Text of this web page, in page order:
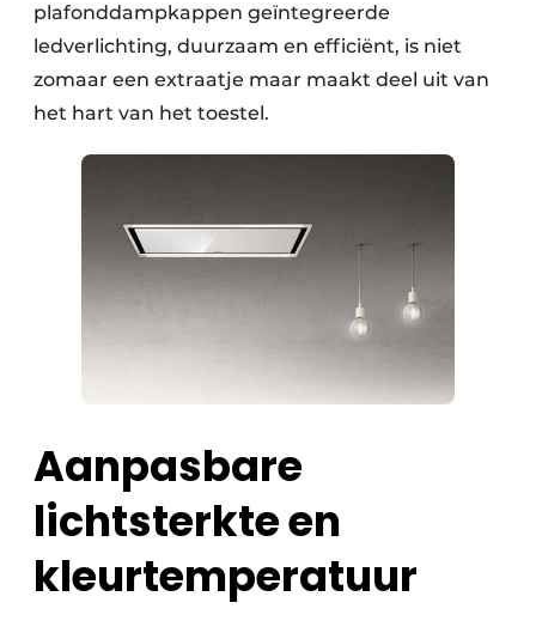
plafonddampkappen geïntegreerde
ledverlichting, duurzaam en efficiënt, is niet
zomaar een extraatje maar maakt deel uit van
het hart van het toestel.
Aanpasbare
lichtsterkte en
kleurtemperatuur